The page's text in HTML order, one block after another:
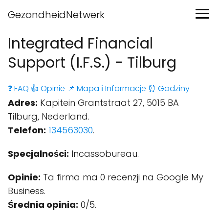
GezondheidNetwerk
Integrated Financial
Support (I.F.S.) - Tilburg
❓ FAQ 👍 Opinie 📌 Mapa ℹ️ Informacje ⏰ Godziny
Adres: Kapitein Grantstraat 27, 5015 BA
Tilburg, Nederland.
Telefon: 134563030.
Specjalności: Incassobureau.
Opinie: Ta firma ma 0 recenzji na Google My
Business.
Średnia opinia: 0/5.